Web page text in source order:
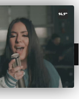
DEPORTES